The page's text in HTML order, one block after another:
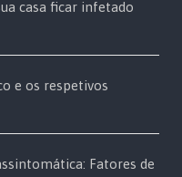
casa ficar infetado
e os respetivos
Fatores de